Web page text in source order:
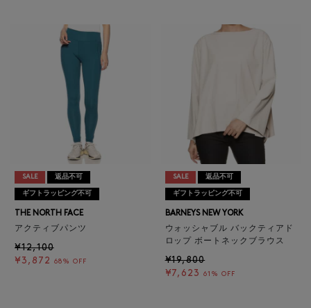
SALE 返品不可
ギフトラッピング不可
THE NORTH FACE
アクティブパンツ
¥12,100
¥3,872
68% OFF
SALE 返品不可
ギフトラッピング不可
BARNEYS NEW YORK
ウォッシャブル バックティアド
ロップ ボートネックブラウス
¥19,800
¥7,623
61% OFF